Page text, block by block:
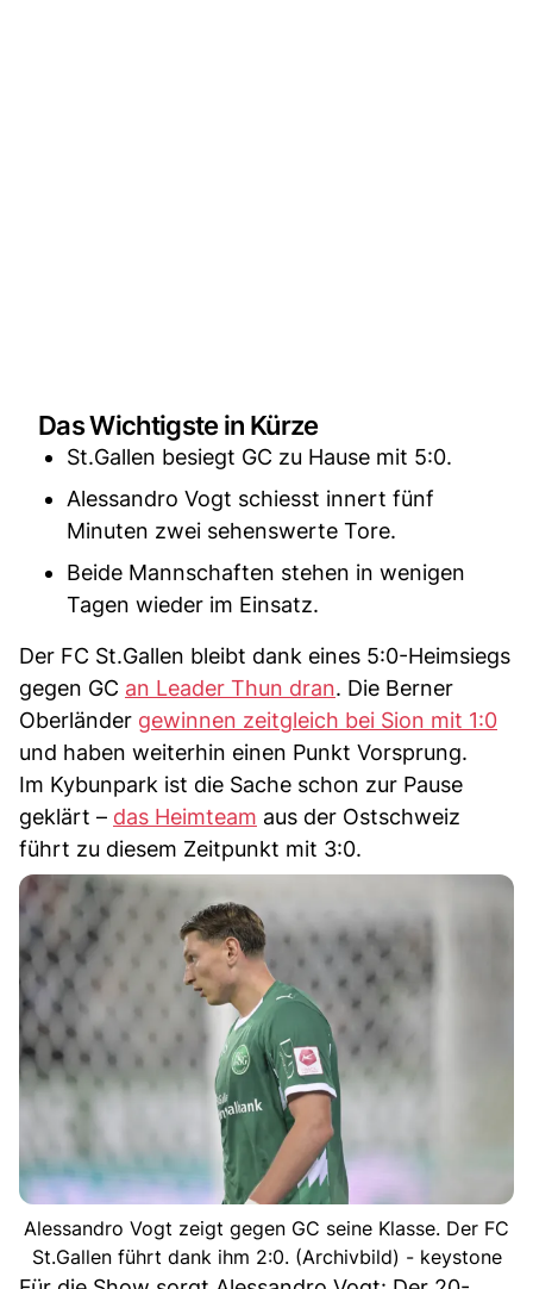
Das Wichtigste in Kürze
St.Gallen besiegt GC zu Hause mit 5:0.
Alessandro Vogt schiesst innert fünf
Minuten zwei sehenswerte Tore.
Beide Mannschaften stehen in wenigen
Tagen wieder im Einsatz.
Der FC St.Gallen bleibt dank eines 5:0-Heimsiegs
gegen GC an Leader Thun dran. Die Berner
Oberländer gewinnen zeitgleich bei Sion mit 1:0
und haben weiterhin einen Punkt Vorsprung.
Im Kybunpark ist die Sache schon zur Pause
geklärt – das Heimteam aus der Ostschweiz
führt zu diesem Zeitpunkt mit 3:0.
Alessandro Vogt zeigt gegen GC seine Klasse. Der FC
St.Gallen führt dank ihm 2:0. (Archivbild) - keystone